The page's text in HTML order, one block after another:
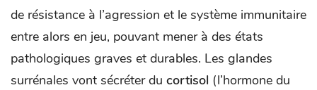
de résistance à l’agression et le système immunitaire
entre alors en jeu, pouvant mener à des états
pathologiques graves et durables. Les glandes
surrénales vont sécréter du cortisol (l’hormone du